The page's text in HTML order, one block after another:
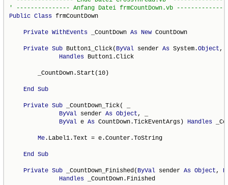
' --------------- Anfang Datei frmCountDown.vb
Public Class frmCountDown
Private WithEvents _CountDown As New CountDown
Private Sub Button1_Click( ByVal sender As System.Object,
Handles Button1.Click
        _CountDown.Start(10)
End Sub
Private Sub _CountDown_Tick( _
ByVal sender As Object, _
ByVal e As CountDown.TickEventArgs) Handles
Me.Label1.Text = e.Counter.ToString
End Sub
Private Sub _CountDown_Finished( ByVal sender As Object,
Handles _CountDown.Finished